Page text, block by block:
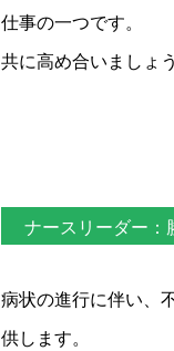
仕事の一つです。
共に高め合いましょ
ナースリーダー：
病状の進行に伴い、
供します。